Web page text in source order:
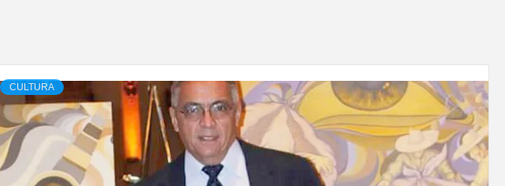
CULTURA